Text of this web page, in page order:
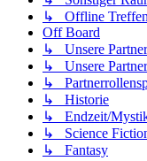
↳ Offline Treffen
Off Board
↳ Unsere Partner
↳ Unsere Partner
↳
↳ Historie
↳ Endzeit/
↳ Science
↳ Fantasy